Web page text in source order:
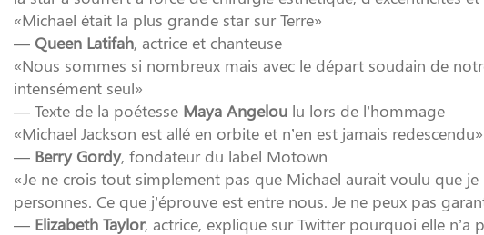
«Michael était la plus grande star sur Terre»
— Queen Latifah , actrice et chanteuse
«Nous sommes si nombreux mais avec le départ soudain de
intensément seul»
— Texte de la poétesse Maya Angelou lu lors de l’hommage
«Michael Jackson est allé en orbite et n’en est jamais redescendu»
— Berry Gordy, fondateur du label Motown
«Je ne crois tout simplement pas que Michael aurait voulu que
personnes. Ce que j’éprouve est entre nous. Je ne peux pas
— Elizabeth Taylor, actrice, explique sur Twitter pourquoi elle n’a